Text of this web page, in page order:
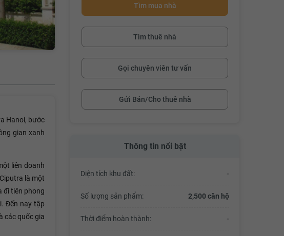
Hanoi, bước
gian xanh
liên doanh
là một
đi tiên phong
Đến nay tập
các quốc gia
Tìm mua nhà
Tìm thuê nhà
Gọi chuyên viên tư vấn
Gửi Bán/Cho thuê nhà
Thông tin nổi bật
Diện tích khu đất: -
Số lượng sản phẩm: 2,500 căn hộ
Thời điểm hoàn thành: -